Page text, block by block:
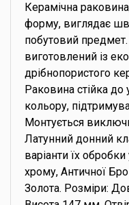
Керамічна
форму, виглядає
побутовий
виготовлений із
дрібнопористого
Раковина стійка до
кольору,
Монтується
Латунний донний
варіанти їх
хрому, Античної
Золота. Розміри: